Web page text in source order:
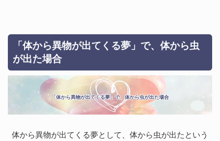
「体から異物が出てくる夢」で、体から虫
が出た場合
「体から異物が出てくる夢」で、体から虫が出た場合
体から異物が出てくる夢として、体から虫が出たという